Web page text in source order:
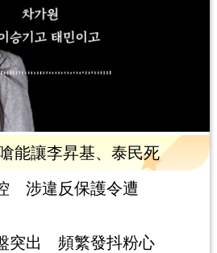
能讓李昇基、泰民死
涉違反保護令遭
突出 頻繁發抖粉心